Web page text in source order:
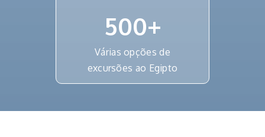
500+
Várias opções de
excursões ao Egipto